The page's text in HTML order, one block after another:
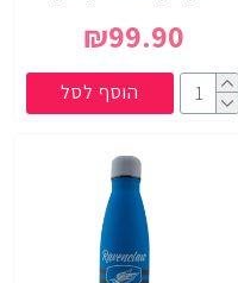
₪99.90
הוסף לסל